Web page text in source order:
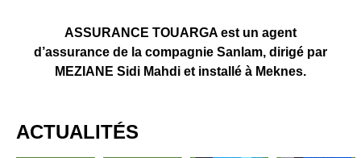
ASSURANCE TOUARGA est un agent
d’assurance de la compagnie Sanlam, dirigé par
MEZIANE Sidi Mahdi et installé à Meknes.
ACTUALITÉS